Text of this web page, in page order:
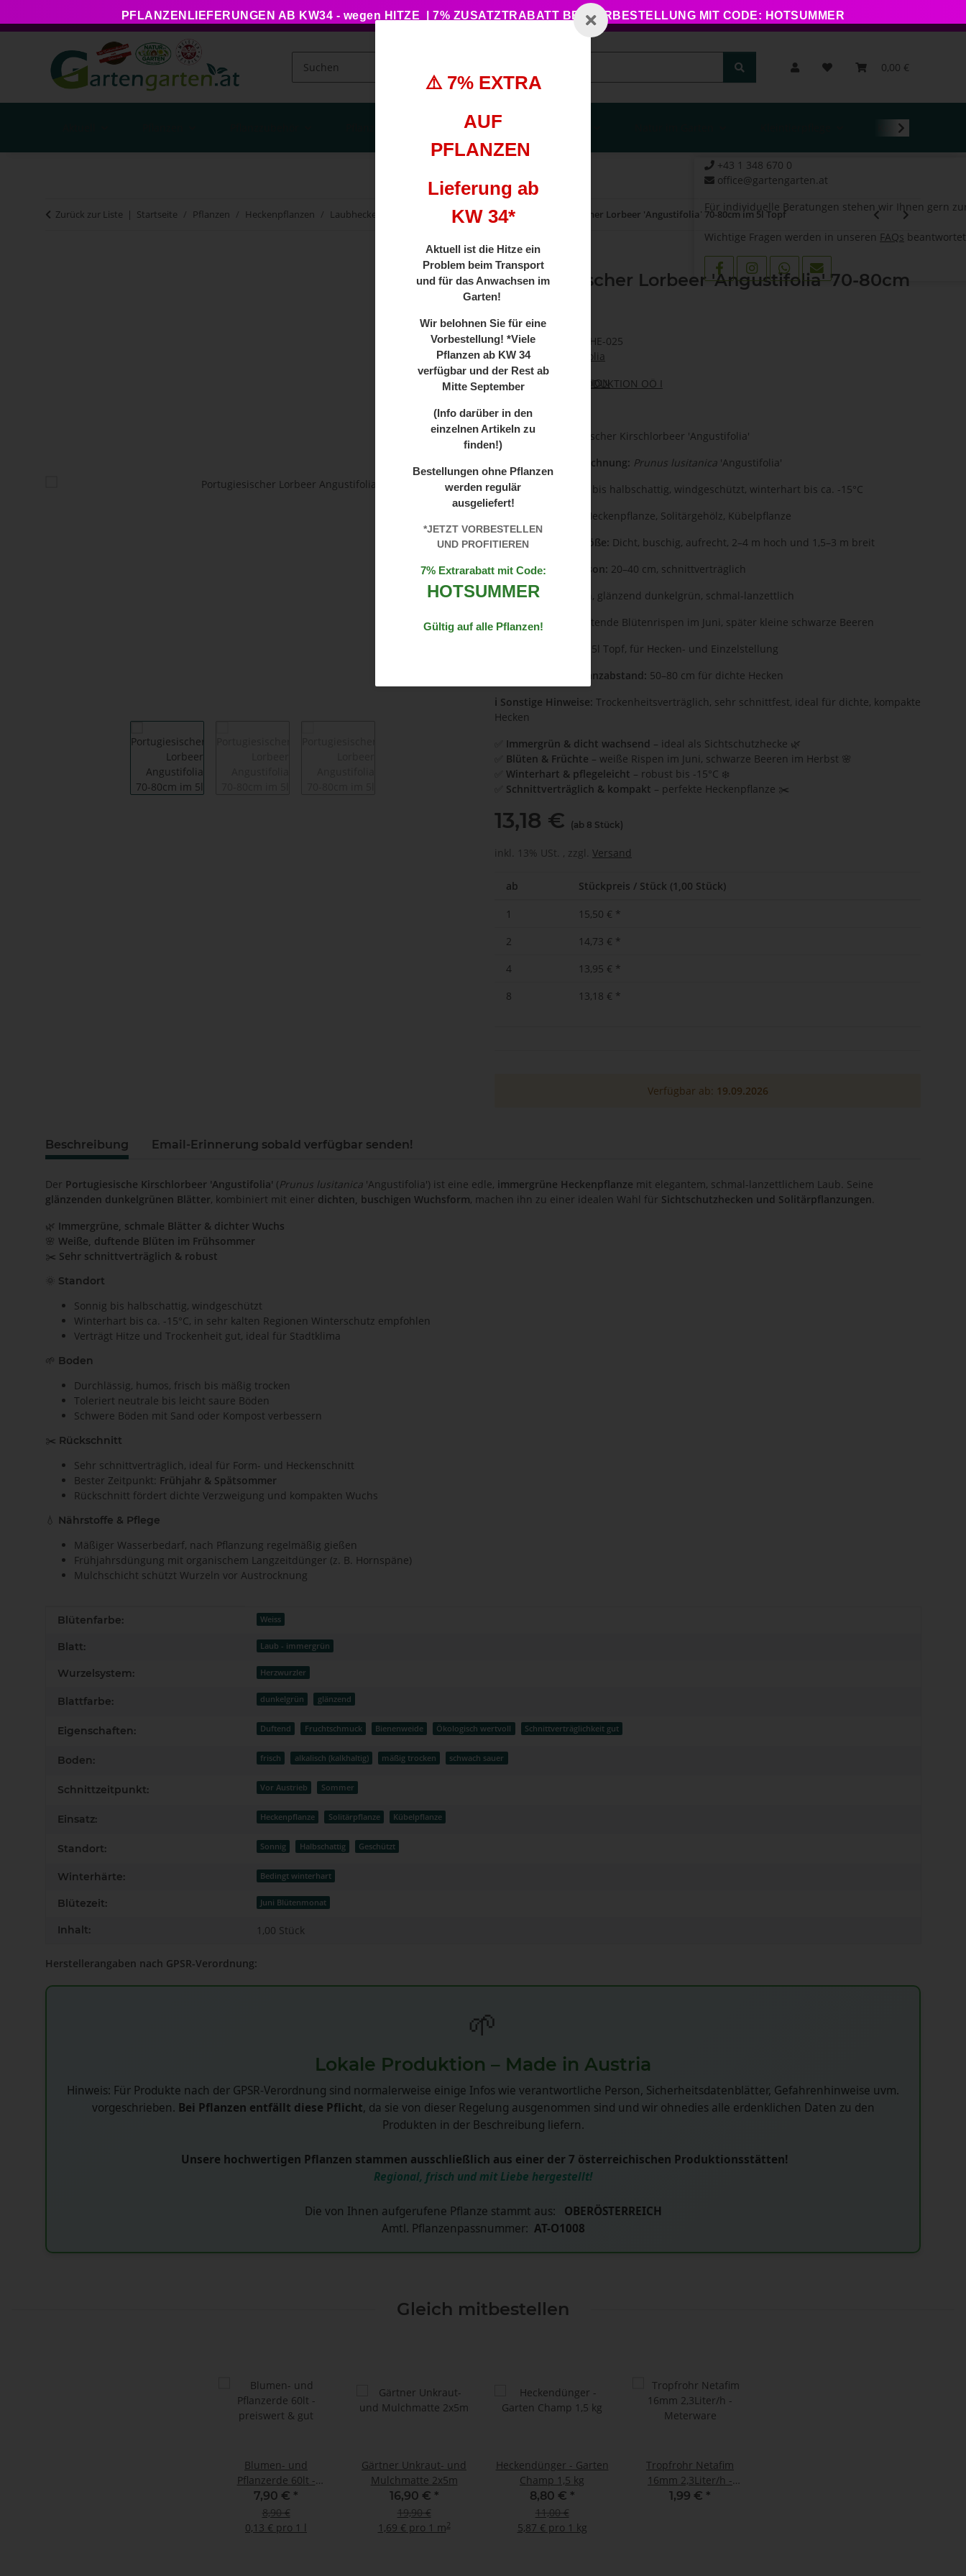
PFLANZENLIEFERUNGEN AB KW34 - wegen HITZE | 7% ZUSATZTRABATT BEI VORBESTELLUNG MIT CODE: HOTSUMMER
⚠️ 7% EXTRA
AUF
PFLANZEN
Lieferung ab
KW 34*
Aktuell ist die Hitze ein
Problem beim Transport
und für das Anwachsen im
Garten!
Wir belohnen Sie für eine
Vorbestellung! *Viele
Pflanzen ab KW 34
verfügbar und der Rest ab
Mitte September
(Info darüber in den
einzelnen Artikeln zu
finden!)
Bestellungen ohne Pflanzen
werden regulär
ausgeliefert!
*JETZT VORBESTELLEN
UND PROFITIEREN
7% Extrarabatt mit Code:
HOTSUMMER
Gültig auf alle Pflanzen!
0,00 €
Haus, Garten, Balkon Kontakt
+43 1 348 670 0
office@gartengarten.at
Für individuelle Beratungen stehen wir Ihnen gern
Wichtige Fragen werden in unseren FAQs
Zurück zur Liste Startseite Pflanzen Heckenpflanzen Laubhecken Kirschlorbeer Angustifolia Portugiesischer Lorbeer 'Angustifolia' 70-80cm im 5l Topf
Portugiesischer Lorbeer 'Angustifolia' 70-80cm
im 5l Topf
Artikelnummer:
ST-HE-025
Kategorie:
Angustifolia
Herkunft:
PRODUKTION OÖ I
🌱 Name:
Portugiesischer Kirschlorbeer 'Angustifolia'
🔬 Botanische Bezeichnung: Prunus lusitanica 'Angustifolia'
☀️ Standort:
Sonnig bis halbschattig, windgeschützt, winterhart bis ca. -15°C
Heckenpflanze, Solitärgehölz, Kübelpflanze
📏 Wuchsform & Größe: Dicht, buschig, aufrecht, 2–4 m hoch und 1,5–3 m breit
🌿 Zuwachs pro Saison: 20–40 cm, schnittverträglich
🍃 Laub:Immergrün, glänzend dunkelgrün, schmal-lanzettlich
🌸 Blüte:Weiße, duftende Blütenrispen im Juni, später kleine schwarze Beeren
im 5l Topf, für Hecken- und Einzelstellung
↔️ Empfohlener Pflanzabstand: 50–80 cm für dichte Hecken
ℹ️ Sonstige Hinweise: Trockenheitsverträglich, sehr schnittfest, ideal für dichte, kompakte
Hecken
Immergrün & dicht wachsend – ideal als Sichtschutzhecke 🌿
Blüten & Früchte – weiße Rispen im Juni, schwarze Beeren im Herbst 🌸
Winterhart & pflegeleicht – robust bis -15°C ❄️
Schnittverträglich & kompakt – perfekte Heckenpflanze ✂️
13,18 € (ab 8 Stück)
inkl. 13% USt. , zzgl. Versand
ab Stückpreis / Stück (1,00 Stück)
1 15,50 € *
2
14,73 € *
4
13,95 € *
8
13,18 € *
Verfügbar ab: 19.09.2026
Beschreibung Email-Erinnerung sobald verfügbar senden!
Der Portugiesische Kirschlorbeer 'Angustifolia' (Prunus lusitanica 'Angustifolia') ist eine edle, immergrüne Heckenpflanze mit elegantem, schmal-lanzettlichem Laub. Seine
glänzenden dunkelgrünen Blätter, kombiniert mit einer dichten, buschigen Wuchsform, machen ihn zu einer idealen Wahl für Sichtschutzhecken und Solitärpflanzungen.
🌿 Immergrüne, schmale Blätter & dichter Wuchs
🌸 Weiße, duftende Blüten im Frühsommer
✂️ Sehr schnittverträglich & robust
🌞 Standort
Sonnig bis halbschattig, windgeschützt
Winterhart bis ca. -15°C, in sehr kalten Regionen Winterschutz empfohlen
Verträgt Hitze und Trockenheit gut, ideal für Stadtklima
🌱 Boden
Durchlässig, humos, frisch bis mäßig trocken
Toleriert neutrale bis leicht saure Böden
Schwere Böden mit Sand oder Kompost verbessern
✂️ Rückschnitt
Sehr schnittverträglich, ideal für Form- und Heckenschnitt
Bester Zeitpunkt: Frühjahr & Spätsommer
Rückschnitt fördert dichte Verzweigung und kompakten Wuchs
💧 Nährstoffe & Pflege
Mäßiger Wasserbedarf, nach Pflanzung regelmäßig gießen
Frühjahrsdüngung mit organischem Langzeitdünger (z. B. Hornspäne)
Mulchschicht schützt Wurzeln vor Austrocknung
Produkteigenschaft
Wert
Blütenfarbe: Weiss
Blatt: Laub - immergrün
Wurzelsystem: Herzwurzler
Blattfarbe: dunkelgrün glänzend
Eigenschaften: Duftend Fruchtschmuck Bienenweide Ökologisch wertvoll Schnittverträglichkeit gut
Boden: frisch alkalisch (kalkhaltig) mäßig trocken schwach sauer
Schnittzeitpunkt: Vor Austrieb Sommer
Einsatz: Heckenpflanze Solitärpflanze Kübelpflanze
Standort: Sonnig Halbschattig Geschützt
Winterhärte: Bedingt winterhart
Blütezeit: Juni Blütenmonat
Inhalt: 1,00 Stück
Herstellerangaben nach GPSR-Verordnung:
🌱
Lokale Produktion – Made in Austria
Hinweis: Für Produkte nach der GPSR-Verordnung sind normalerweise einige Infos wie verantwortliche Person, Sicherheitsdatenblätter, Gefahrenhinweise uvm.
vorgeschrieben. Bei Pflanzen entfällt diese Pflicht, da sie von dieser Regelung ausgenommen sind und wir ohnedies alle erdenklichen Daten zu den
Produkten in der Beschreibung liefern.
Unsere hochwertigen Pflanzen stammen ausschließlich aus einer der 7 österreichischen Produktionsstätten!
Regional, frisch und mit Liebe hergestellt!
Die von Ihnen aufgerufene Pflanze stammt aus: OBERÖSTERREICH
Amtl. Pflanzenpassnummer: AT-O1008
Gleich mitbestellen
Blumen- und
Pflanzerde 60lt -
preiswert & gut
7,90 € *
8,90 €
0,13 € pro 1 l
Gärtner Unkraut- und
Mulchmatte 2x5m
16,90 € *
19,90 €
1,69 € pro 1 m2
Heckendünger - Garten
Champ 1,5 kg
8,80 € *
11,00 €
5,87 € pro 1 kg
Tropfrohr Netafim
16mm 2,3Liter/h -
Meterware
1,99 € *